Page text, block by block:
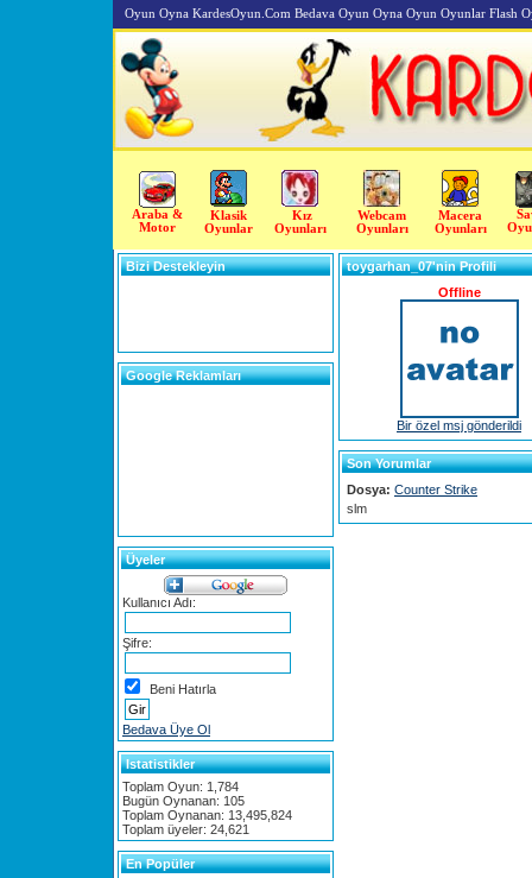
Oyun Oyna KardesOyun.Com Bedava Oyun Oyna Oyun Oyunlar Flash
Araba &
Motor
Klasik
Oyunlar
Kız
Oyunları
Webcam
Oyunları
Macera
Oyunları
Bizi Destekleyin
Google Reklamları
Üyeler
Kullanıcı Adı:
Şifre:
Beni Hatırla
Bedava Üye Ol
Istatistikler
Toplam Oyun: 1,784
Bugün Oynanan: 105
Toplam Oynanan: 13,495,824
Toplam üyeler: 24,621
En Popüler
toygarhan_07'nin Profili
Offline
Bir özel msj gönderildi
Son Yorumlar
Dosya: Counter Strike
slm